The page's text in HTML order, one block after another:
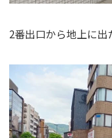
2番出口から地上に出